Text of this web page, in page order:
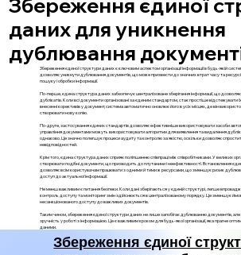
даних для уникнення
дублювання
Збереження єдиної структури даних є ключовим аспектом організації інформації в будь-якій
дозволяє уникнути дублювання документів, що може призвести до значних втрат часу та
пошуку і обробки інформації.
По-перше, єдина структура даних забезпечує централізоване зберігання інформації, що
дублікатів. Коли всі документи організовані за єдиним стандартом, стає простіше відстежувати
внесенні корективів у документ, система автоматично оновлює його в усіх місцях, де він
створювати нову копію.
По-друге, застосування єдиних стандартів дозволяє ефективніше використовувати засоби
управління документами можуть використовувати алгоритми для виявлення та видалення
однаково. Це значно полегшує процеси аудиту та контролю за якістю, оскільки дозволяє
невідповідностей.
Крім того, єдина структура даних сприяє поліпшенню співпраці між співробітниками. У великих
створювати подібні документи, що призводить до плутанини і неефективності. Встановлення
дозволяє всім користувачам працювати з одними й тими ж ресурсами, що зменшує ризик
доступ до актуальної інформації.
Не менш важливим є питання безпеки. Коли дані зберігаються у єдиній структурі, легше
контроль доступу та моніторинг змін здійснюється в централізованому порядку. Це зменшує
несанкціонованого доступу до важливих документів.
Таким чином, збереження єдиної структури даних не лише запобігає дублюванню документів,
зручність у роботі з інформацією. Це є важливим кроком для будь-якої організації, яка прагне
даними.
Збереження єдиної